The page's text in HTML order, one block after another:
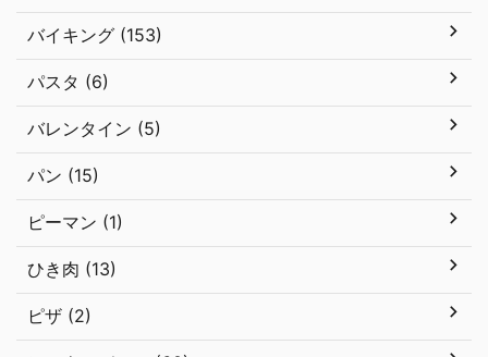
バイキング (153)
パスタ (6)
バレンタイン (5)
パン (15)
ピーマン (1)
ひき肉 (13)
ピザ (2)